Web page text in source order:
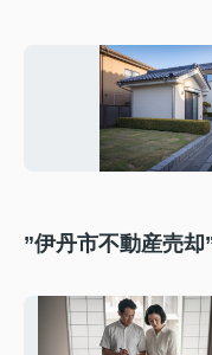
”伊丹市不動産売